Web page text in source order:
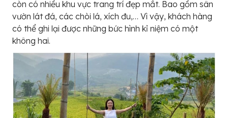
còn có nhiều khu vực trang trí đẹp mắt. Bao gồm sân
vườn lát đá, các chòi lá, xích đu,… Vì vậy, khách hàng
có thể ghi lại được những bức hình kỉ niệm có một
không hai.